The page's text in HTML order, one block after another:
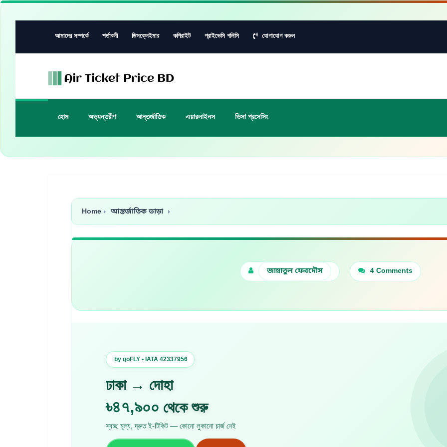
আমাদের সম্পর্কে শর্তাবলী ডিসক্লেইমার কপিরাইট প্রাইভেসি পলিসি যোগাযোগ করুন
হোম অভ্যন্তরীণ আন্তর্জাতিক এয়ারলাইনস ভিসা প্রসেসিং
Home আন্তর্জাতিক ভাড়া
জান্নাতুল ফেরদৌস 4 Comments
by goFLY • IATA 42337956
ঢাকা → দোহা
৳৪৭,৯০০ থেকে শুরু
স্বচ্ছ মূল্য, দ্রুত ই-টিকিট — কোনো লুকানো চার্জ নেই